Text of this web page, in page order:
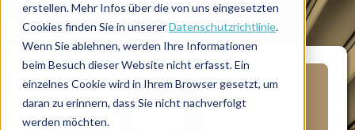
erstellen. Mehr Infos über die von uns eingesetzten
Cookies finden Sie in unsererDatenschutzrichtlinie.
Wenn Sie ablehnen, werden Ihre Informationen
beim Besuch dieser Website nicht erfasst. Ein
einzelnes Cookie wird in Ihrem Browser gesetzt, um
daran zu erinnern, dass Sie nicht nachverfolgt
werden möchten.
MANAGERPROFIL